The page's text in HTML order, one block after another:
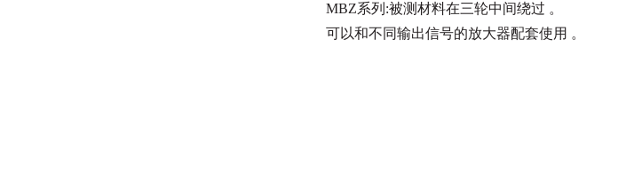
MBZ系列:被测材料在三轮中间绕过 。
可以和不同输出信号的放大器配套使用 。